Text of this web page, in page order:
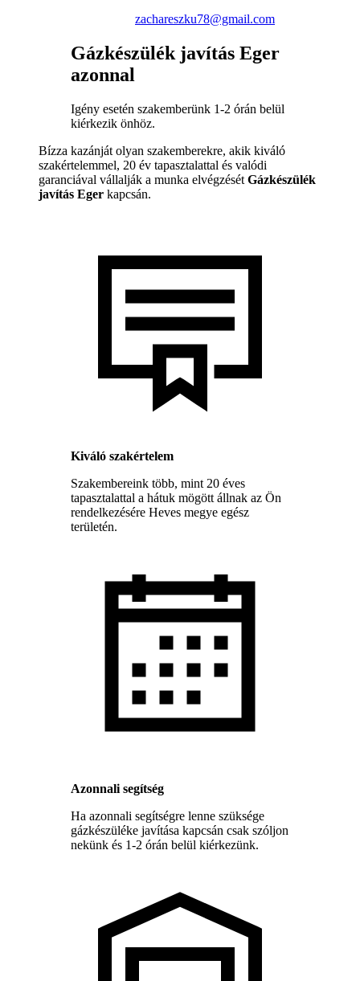
zachareszku78@gmail.com
Gázkészülék javítás Eger
azonnal
Igény esetén szakemberünk 1-2 órán belül
kiérkezik önhöz.
Bízza kazánját olyan szakemberekre, akik kiváló
szakértelemmel, 20 év tapasztalattal és valódi
garanciával vállalják a munka elvégzését Gázkészülék
javítás Eger kapcsán.
Kiváló szakértelem
Szakembereink több, mint 20 éves
tapasztalattal a hátuk mögött állnak az Ön
rendelkezésére Heves megye egész
területén.
Azonnali segítség
Ha azonnali segítségre lenne szüksége
gázkészüléke javítása kapcsán csak szóljon
nekünk és 1-2 órán belül kiérkezünk.